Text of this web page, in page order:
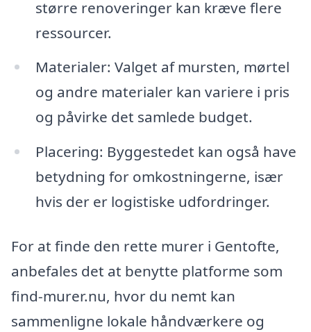
større renoveringer kan kræve flere
ressourcer.
Materialer: Valget af mursten, mørtel
og andre materialer kan variere i pris
og påvirke det samlede budget.
Placering: Byggestedet kan også have
betydning for omkostningerne, især
hvis der er logistiske udfordringer.
For at finde den rette murer i Gentofte,
anbefales det at benytte platforme som
find-murer.nu, hvor du nemt kan
sammenligne lokale håndværkere og